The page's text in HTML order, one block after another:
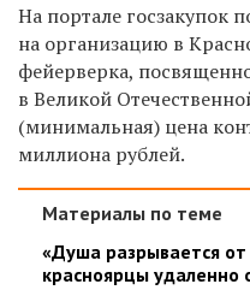
На портале госзакупок
на организацию в
фейерверка,
в Великой
(минимальная) цена
миллиона рублей.
Материалы по теме
«Душа разрывается
красноярцы